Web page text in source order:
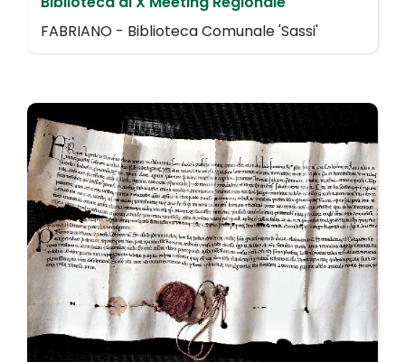
FABRIANO - Biblioteca Comunale 'Sassi'